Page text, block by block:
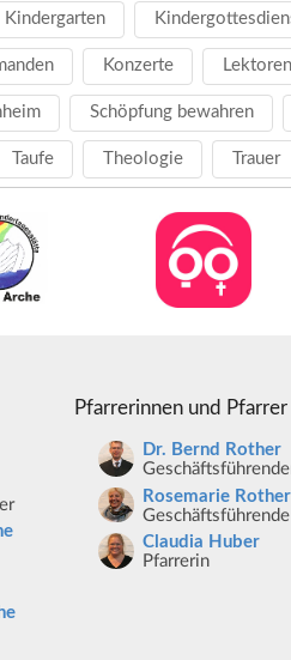
Kindergarten
Konzerte Lektoren
Schöpfung bewahren
Taufe Theologie Trauer
Pfarrerinnen und Pfarrer
Dr. Bernd Rother
Rosemarie Rother
Claudia Huber
Pfarrerin